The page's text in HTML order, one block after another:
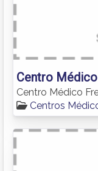
Centro
Centro Médico
Centros